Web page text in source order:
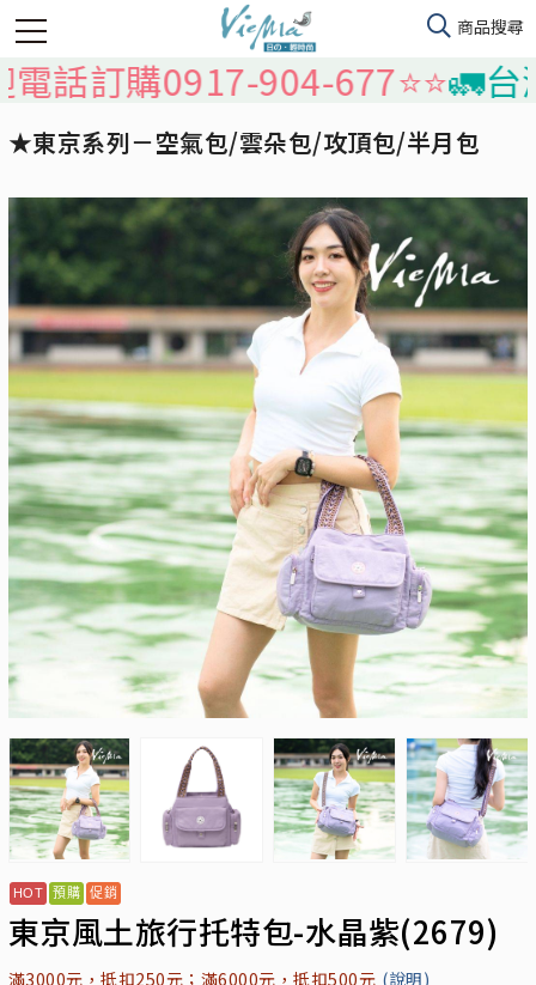
購0917-904-677⭐️⭐️🚛台灣本
★東京系列－空氣包/雲朵包/攻頂包/半月包
東京風土旅行托特包-水晶紫(2679)
滿3000元，抵扣250元；滿6000元，抵扣500元 (說明)